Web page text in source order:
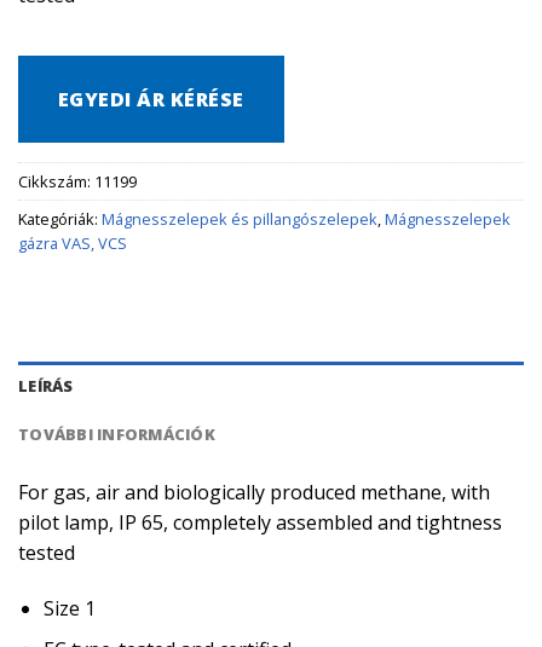
EGYEDI ÁR KÉRÉSE
Cikkszám: 11199
Kategóriák: Mágnesszelepek és pillangószelepek,Mágnesszelepek
gázra VAS, VCS
LEÍRÁS
TOVÁBBI INFORMÁCIÓK
For gas, air and biologically produced methane, with
pilot lamp, IP 65, completely assembled and tightness
tested
Size 1